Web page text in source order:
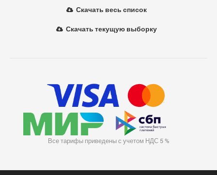
Скачать весь список
Скачать текущую выборку
Все тарифы приведены с учетом НДС 5 %